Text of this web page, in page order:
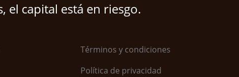
el capital está en riesgo.
Términos y condiciones
Política de privacidad